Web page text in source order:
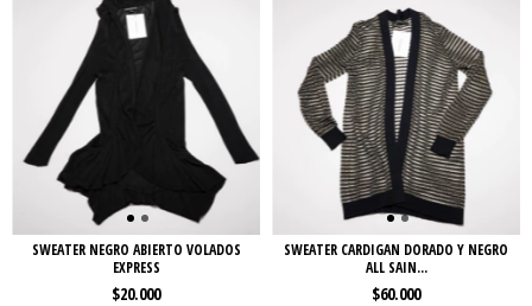
SWEATER NEGRO ABIERTO VOLADOS
EXPRESS
$20.000
SWEATER CARDIGAN DORADO Y NEGRO
ALL SAIN...
$60.000